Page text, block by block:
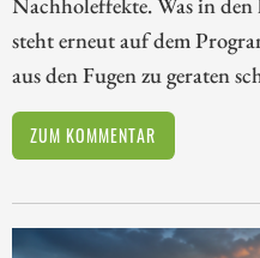
steht erneut auf dem
aus den Fugen zu geraten
ZUM KOMMENTAR